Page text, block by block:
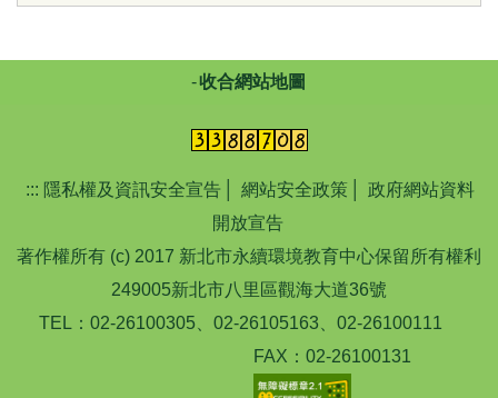
收合網站地圖
::: 隱私權及資訊安全宣告 網站安全政策
政府網站資料
開放宣告
著作權所有 (c) 2017 新北市永續環境教育中心保留所有權利
249005新北市八里區觀海大道36號
TEL：02-26100305、02-26105163、02-26100111
FAX：02-26100131